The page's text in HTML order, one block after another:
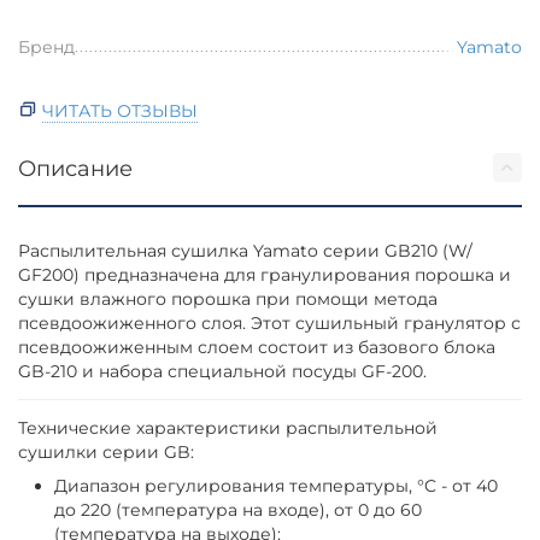
Бренд Yamato
ЧИТАТЬ ОТЗЫВЫ
Описание
Распылительная сушилка Yamato серии GB210 (W/
GF200) предназначена для гранулирования порошка и
сушки влажного порошка при помощи метода
псевдоожиженного слоя. Этот сушильный гранулятор с
псевдоожиженным слоем состоит из базового блока
GB-210 и набора специальной посуды GF-200.
Технические характеристики распылительной
сушилки серии GB:
Диапазон регулирования температуры, °C - от 40
до 220 (температура на входе), от 0 до 60
(температура на выходе);